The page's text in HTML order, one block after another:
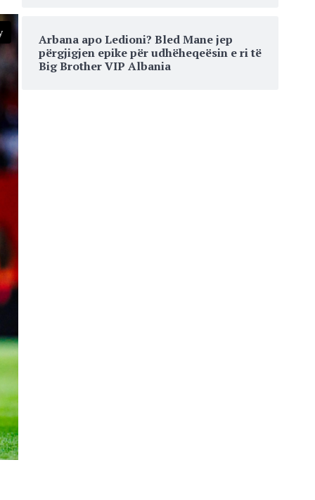
Arbana apo Ledioni? Bled Mane jep
përgjigjen epike për udhëheqeësin e ri të
Big Brother VIP Albania